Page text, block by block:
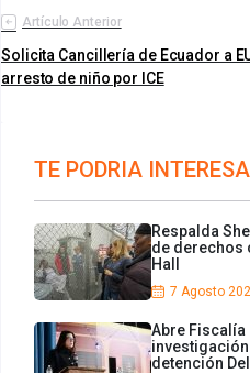
Artículo Anterior
Solicita Cancillería de Ecuador a
arresto de niño por ICE
TE PODRIA
Respalda
de derechos
Hall
7 Agosto
Abre Fiscalía
detención